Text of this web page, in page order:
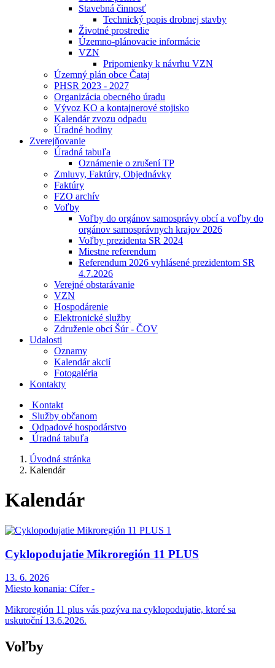
Stavebná činnosť
Technický popis drobnej stavby
Životné prostredie
Územno-plánovacie informácie
VZN
Pripomienky k návrhu VZN
Územný plán obce Čataj
PHSR 2023 - 2027
Organizácia obecného úradu
Vývoz KO a kontajnerové stojisko
Kalendár zvozu odpadu
Úradné hodiny
Zverejňovanie
Úradná tabuľa
Oznámenie o zrušení TP
Zmluvy, Faktúry, Objednávky
Faktúry
FZO archív
Voľby
Voľby do orgánov samosprávy obcí a voľby do
orgánov samosprávnych krajov 2026
Voľby prezidenta SR 2024
Miestne referendum
Referendum 2026 vyhlásené prezidentom SR
4.7.2026
Verejné obstarávanie
VZN
Hospodárenie
Elektronické služby
Združenie obcí Šúr - ČOV
Udalosti
Oznamy
Kalendár akcií
Fotogaléria
Kontakty
Kontakt
Služby občanom
Odpadové hospodárstvo
Úradná tabuľa
Úvodná stránka
Kalendár
Kalendár
Cyklopodujatie Mikroregión 11 PLUS
13. 6. 2026
Miesto konania: Cífer -
Mikroregión 11 plus vás pozýva na cyklopodujatie, ktoré sa
uskutoční 13.6.2026.
Voľby